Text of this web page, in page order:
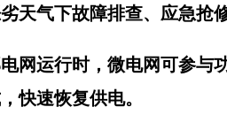
天气下故障排查、应急
网运行时，微电网可参与
快速恢复供电。